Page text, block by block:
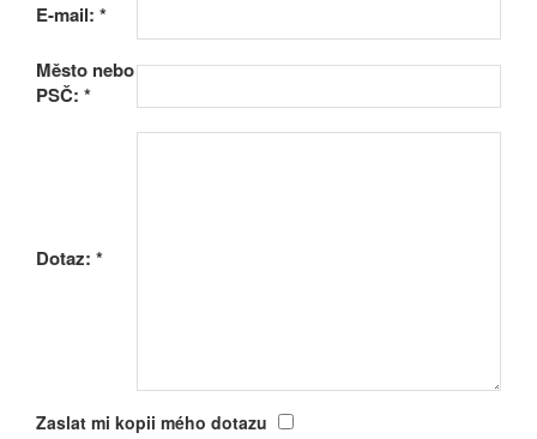
E-mail: *
Město nebo
PSČ: *
Dotaz: *
Zaslat mi kopii mého dotazu